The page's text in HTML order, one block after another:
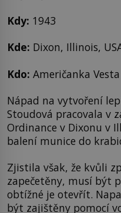
Kdy: 1943
Kde: Dixon, Illinois,
Kdo: Američanka
Nápad na vytvoření
Stoudová pracovala v
Ordinance v Dixonu v
balení munice do
Zjistila však, že kvůli
zapečetěny, musí být
obtížné je otevřít.
být zajištěny pomocí